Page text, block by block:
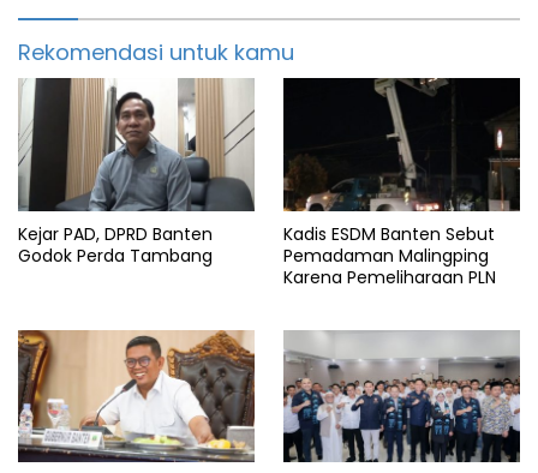
Rekomendasi untuk kamu
Kejar PAD, DPRD Banten
Godok Perda Tambang
Kadis ESDM Banten Sebut
Pemadaman Malingping
Karena Pemeliharaan PLN